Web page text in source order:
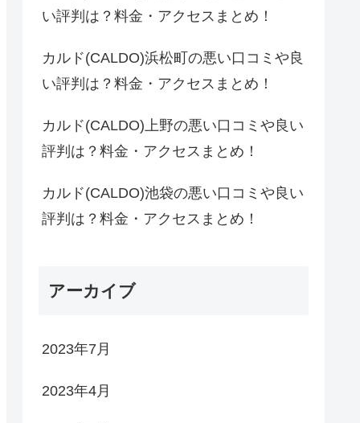
い評判は？料金・アクセスまとめ！
カルド(CALDO)浜松町の悪い口コミや良
い評判は？料金・アクセスまとめ！
カルド(CALDO)上野の悪い口コミや良い
評判は？料金・アクセスまとめ！
カルド(CALDO)池袋の悪い口コミや良い
評判は？料金・アクセスまとめ！
アーカイブ
2023年7月
2023年4月